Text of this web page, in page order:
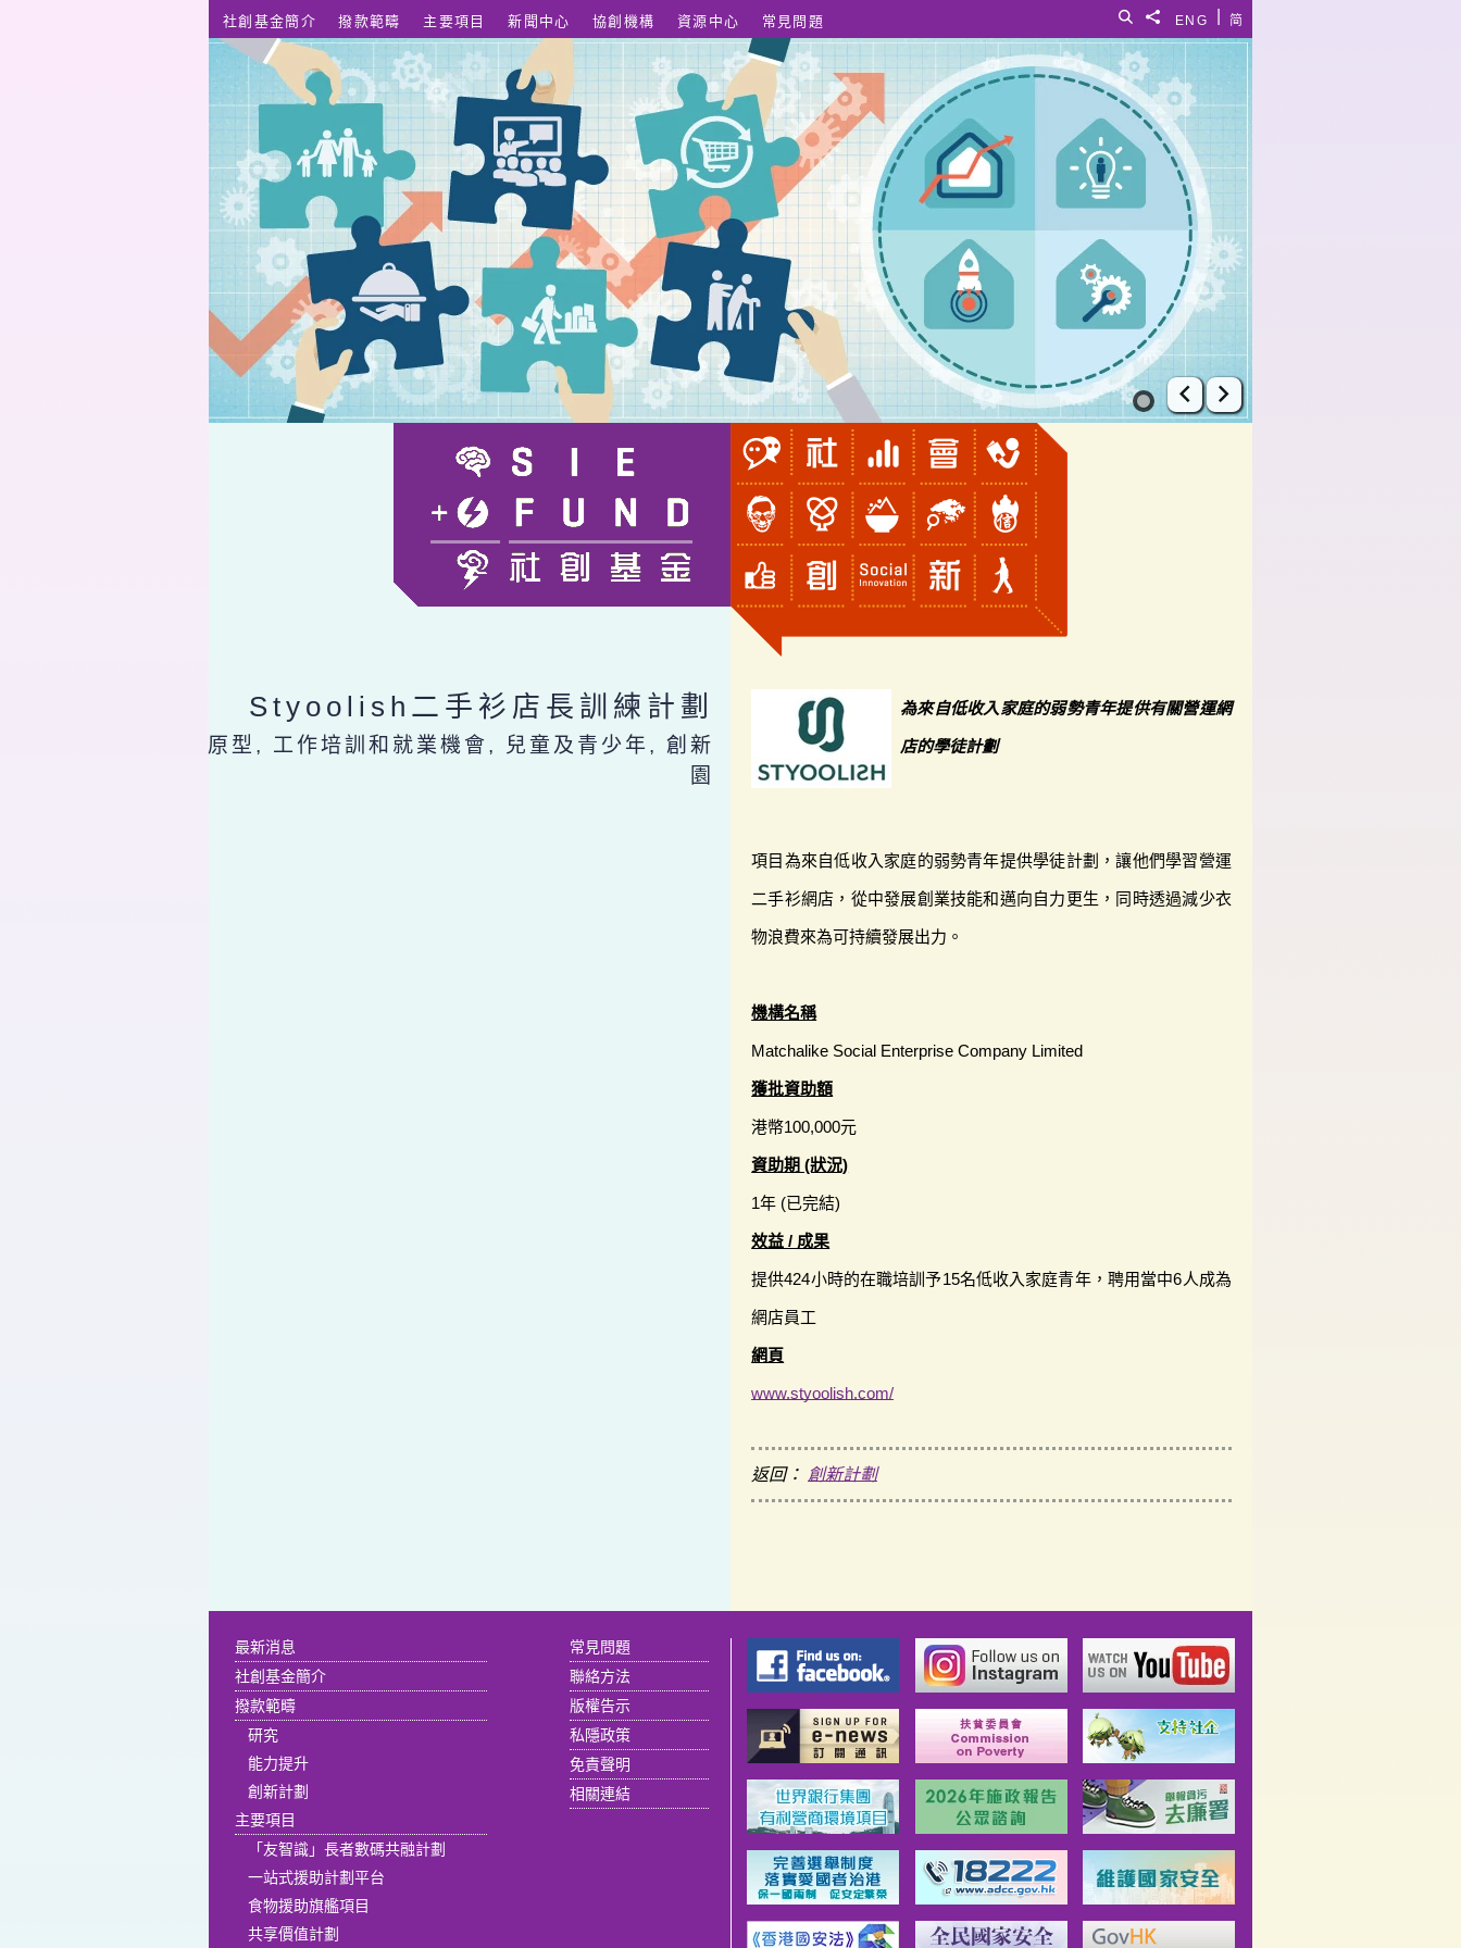
简
ENG
分享給
搜尋
社創基金簡介 撥款範疇 主要項目 新聞中心 協創機構 資源中心 常見問題
上一張幻燈片
下一張幻燈片
Styoolish二手衫店長訓練計劃
原型, 工作培訓和就業機會, 兒童及青少年, 創新
園
為來自低收入家庭的弱勢青年提供有關營運網
店的學徒計劃
項目為來自低收入家庭的弱勢青年提供學徒計劃，讓他們學習營運
二手衫網店，從中發展創業技能和邁向自力更生，同時透過減少衣
物浪費來為可持續發展出力。
機構名稱
Matchalike Social Enterprise Company Limited
獲批資助額
港幣100,000元
資助期 (狀況)
1年 (已完結)
效益 / 成果
提供424小時的在職培訓予15名低收入家庭青年，聘用當中6人成為
網店員工
網頁
www.styoolish.com/
返回： 創新計劃
最新消息
社創基金簡介
撥款範疇
研究
能力提升
創新計劃
主要項目
「友智識」長者數碼共融計劃
一站式援助計劃平台
食物援助旗艦項目
共享價值計劃
常見問題
聯絡方法
版權告示
私隱政策
免責聲明
相關連結